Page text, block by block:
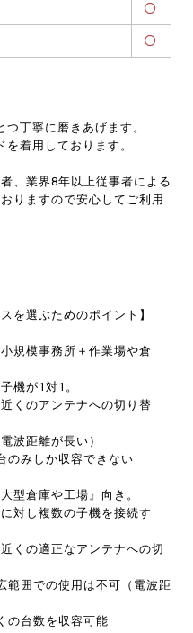
丁寧に磨きあげます。
着用しております。
、業界8年以上従事者による
りますので安心してご利用
を選ぶためのポイント】
規模事務所＋作業場や倉
が1対1。
のアンテナへの切り替
距離が長い）
みしか収容できない
倉庫や工場』向き。
し複数の子機を接続す
の適正なアンテナへの切
での使用は不可（電波距
台数を収容可能